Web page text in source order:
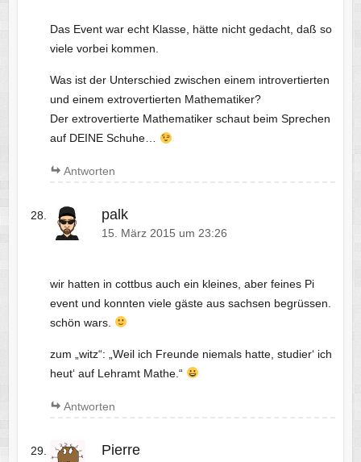
Das Event war echt Klasse, hätte nicht gedacht, daß so
viele vorbei kommen.
Was ist der Unterschied zwischen einem introvertierten
und einem extrovertierten Mathematiker?
Der extrovertierte Mathematiker schaut beim Sprechen
auf DEINE Schuhe…
Antworten
palk
15. März 2015 um 23:26
wir hatten in cottbus auch ein kleines, aber feines Pi
event und konnten viele gäste aus sachsen begrüssen.
schön wars.
zum „witz“: „Weil ich Freunde niemals hatte, studier‘ ich
heut‘ auf Lehramt Mathe.“
Antworten
Pierre